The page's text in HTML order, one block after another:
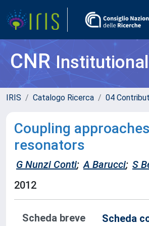
CNR
IRIS Catalogo Ricerca 04
Coupling
resonators
G Nunzi Conti; A Barucci; S
2012
Scheda breve Scheda